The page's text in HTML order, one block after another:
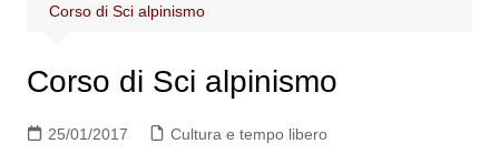
Corso di Sci alpinismo
Corso di Sci alpinismo
25/01/2017 Cultura e tempo libero